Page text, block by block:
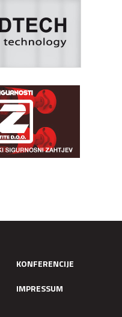
KONFERENCIJE
IMPRESSUM